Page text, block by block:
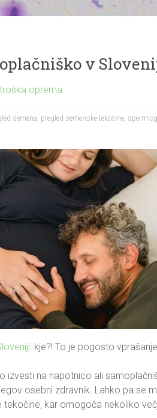
v
oprema
semena, pregled semenske tekočine,
: kje?! To je pogosto
izvesti na napotnico ali
osebni zdravnik. Lahko pa se
tekočine, kar omogoča nekoliko